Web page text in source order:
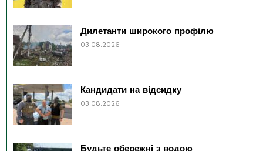
Дилетанти широкого профілю
03.08.2026
Кандидати на відсидку
03.08.2026
Будьте обережні з водою